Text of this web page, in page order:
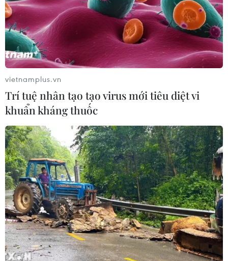
vietnamplus.vn
Trí tuệ nhân tạo tạo virus mới tiêu diệt vi
khuẩn kháng thuốc